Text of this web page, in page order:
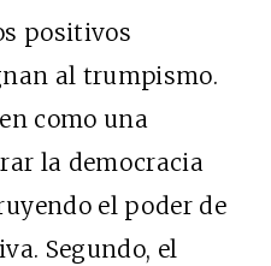
positivos
al trumpismo.
como una
la democracia
el poder de
Segundo, el